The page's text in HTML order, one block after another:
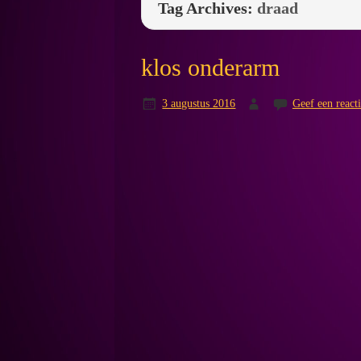
Tag Archives:draad
klos onderarm
3 augustus 2016 Geef een